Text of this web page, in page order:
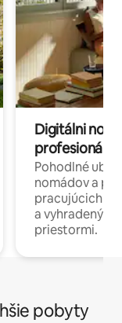
Digitálni
profesionáli
Pohodlné
nomádov a
pracujúcich
a
priestormi.
pobyty